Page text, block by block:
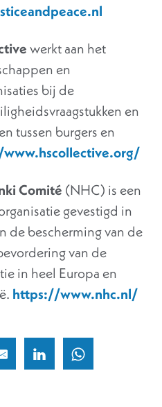
werkt aan het
en
bij de
en
tussen burgers en
Comité (NHC) is een
gevestigd in
de bescherming van de
van de
in heel Europa en
https://www.nhc.nl/